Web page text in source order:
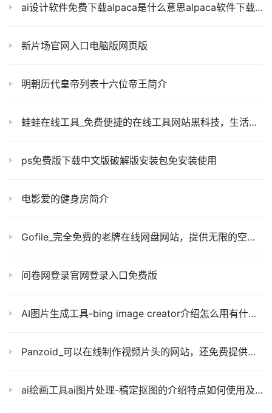
ai设计软件免费下载alpaca是什么意思alpaca软件下载 使用教程
新片场官网入口电脑版网页版
明朝历代皇帝列表十六位帝王简介
蛙蛙在线工具_免费便捷的在线工具网站黑科技，生活和工作学习中的好帮手
ps免费版下载中文版破解版安装包免安装使用
电影爱的健身房简介
Gofile_完全免费的老牌在线网盘网站，提供无限的空间流量和上传次数
问卷网登录官网登录入口免费版
AI图片生成工具-bing image creator介绍怎么用有什么特点
Panzoid_可以在线制作视频片头的网站，还免费提供超多高质量片头模板供你使用
ai绘画工具ai图片处理-稿定抠图的介绍特点如何使用及官网链接